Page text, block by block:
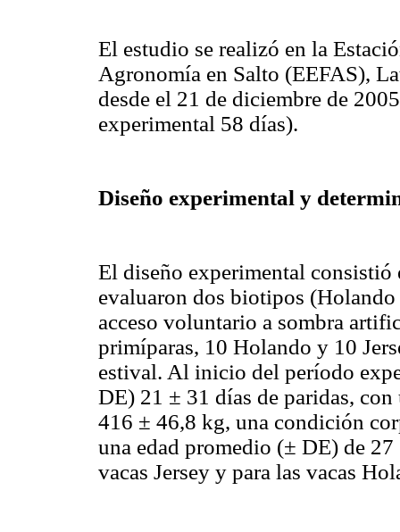
El estudio se realizó en la
Agronomía en Salto (EEFAS),
desde el 21 de diciembre de
experimental 58 días).
Diseño experimental y
El diseño experimental
evaluaron dos biotipos (Holando
acceso voluntario a sombra
primíparas, 10 Holando y 10
estival. Al inicio del período
DE) 21 ± 31 días de paridas,
416 ± 46,8 kg, una condición
una edad promedio (± DE) de 27
vacas Jersey y para las vacas